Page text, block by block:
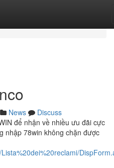
News
Discuss
để nhận về nhiều ưu đãi cực
nhập 78win không chặn được